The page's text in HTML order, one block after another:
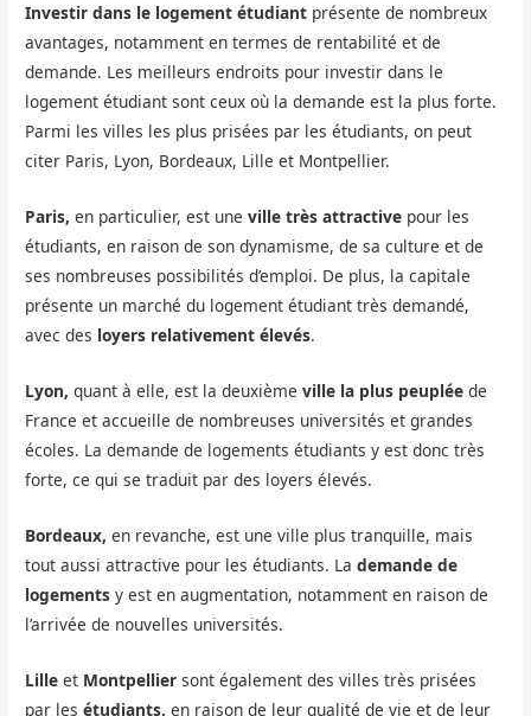
Investir dans le logement étudiant présente de nombreux
avantages, notamment en termes de rentabilité et de
demande. Les meilleurs endroits pour investir dans le
logement étudiant sont ceux où la demande est la plus forte.
Parmi les villes les plus prisées par les étudiants, on peut
citer Paris, Lyon, Bordeaux, Lille et Montpellier.
Paris, en particulier, est uneville très attractive pour les
étudiants, en raison de son dynamisme, de sa culture et de
ses nombreuses possibilités d’emploi. De plus, la capitale
présente un marché du logement étudiant très demandé,
avec des loyers relativement élevés.
Lyon, quant à elle, est la deuxièmeville la plus peuplée de
France et accueille de nombreuses universités et grandes
écoles. La demande de logements étudiants y est donc très
forte, ce qui se traduit par des loyers élevés.
Bordeaux, en revanche, est une ville plus tranquille, mais
tout aussi attractive pour les étudiants. Lademande de
logements y est en augmentation, notamment en raison de
l’arrivée de nouvelles universités.
Lille et Montpellier sont également des villes très prisées
par lesétudiants, en raison de leur qualité de vie et de leur